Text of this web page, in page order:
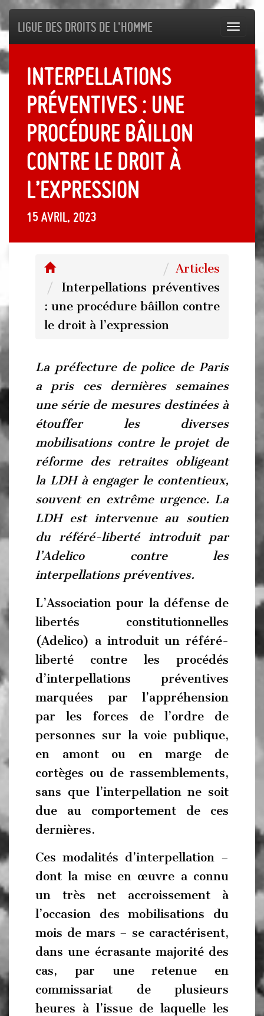
Ligue des droits de l'Homme
Interpellations
préventives : une
procédure bâillon
contre le droit à
l’expression
15 avril, 2023
Articles
Interpellations préventives
: une procédure bâillon contre
le droit à l’expression
La préfecture de police de Paris
a pris ces dernières semaines
une série de mesures destinées à
étouffer les diverses
mobilisations contre le projet de
réforme des retraites obligeant
la LDH à engager le contentieux,
souvent en extrême urgence. La
LDH est intervenue au soutien
du référé-liberté introduit par
l’Adelico contre les
interpellations préventives.
L’Association pour la défense de
libertés constitutionnelles
(Adelico) a introduit un référé-
liberté contre les procédés
d’interpellations préventives
marquées par l’appréhension
par les forces de l’ordre de
personnes sur la voie publique,
en amont ou en marge de
cortèges ou de rassemblements,
sans que l’interpellation ne soit
due au comportement de ces
dernières.
Ces modalités d’interpellation –
dont la mise en œuvre a connu
un très net accroissement à
l’occasion des mobilisations du
mois de mars – se caractérisent,
dans une écrasante majorité des
cas, par une retenue en
commissariat de plusieurs
heures à l’issue de laquelle les